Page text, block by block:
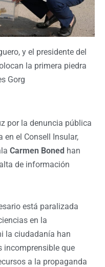
y el presidente del
la primera piedra
Gorg
por la denuncia pública
en el Consell Insular,
Carmen Boned han
de información
está paralizada
en la
la ciudadanía han
incomprensible que
a la propaganda